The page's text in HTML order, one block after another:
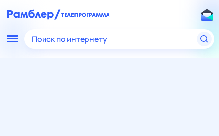
Поиск по интернету